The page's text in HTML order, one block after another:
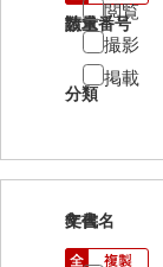
請求番号
分類
数量
閲覧
撮影
掲載
8
文書名
年代